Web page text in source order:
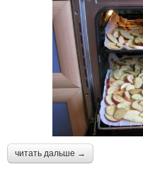
читать дальше →